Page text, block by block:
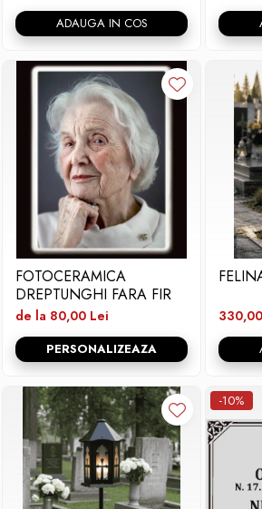
ADAUGA IN COS
FOTOCERAMICA
DREPTUNGHI FARA FIR
de la 80,00 Lei
PERSONALIZEAZA
-10%